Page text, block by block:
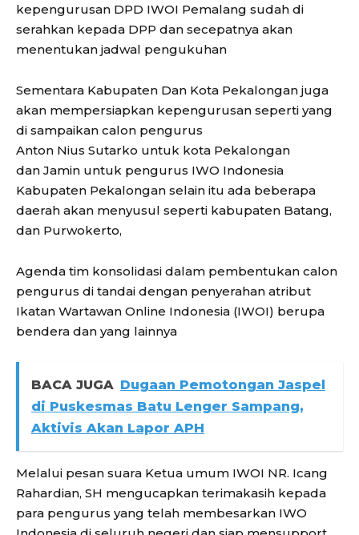
kepengurusan DPD IWOI Pemalang sudah di
serahkan kepada DPP dan secepatnya akan
menentukan jadwal pengukuhan
Sementara Kabupaten Dan Kota Pekalongan juga
akan mempersiapkan kepengurusan seperti yang
di sampaikan calon pengurus
Anton Nius Sutarko untuk kota Pekalongan
dan Jamin untuk pengurus IWO Indonesia
Kabupaten Pekalongan selain itu ada beberapa
daerah akan menyusul seperti kabupaten Batang,
dan Purwokerto,
Agenda tim konsolidasi dalam pembentukan calon
pengurus di tandai dengan penyerahan atribut
Ikatan Wartawan Online Indonesia (IWOI) berupa
bendera dan yang lainnya
BACA JUGA Dugaan Pemotongan Jaspel
di Puskesmas Batu Lenger Sampang,
Aktivis Akan Lapor APH
Melalui pesan suara Ketua umum IWOI NR. Icang
Rahardian, SH mengucapkan terimakasih kepada
para pengurus yang telah membesarkan IWO